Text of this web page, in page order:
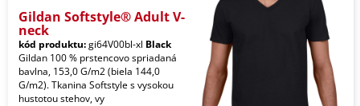
Gildan Softstyle® Adult V-
neck
kód produktu:gi64V00bl-xl Black
Gildan 100 % prstencovo spriadaná
bavlna, 153,0 G/m2 (biela 144,0
G/m2). Tkanina Softstyle s vysokou
hustotou stehov, vy